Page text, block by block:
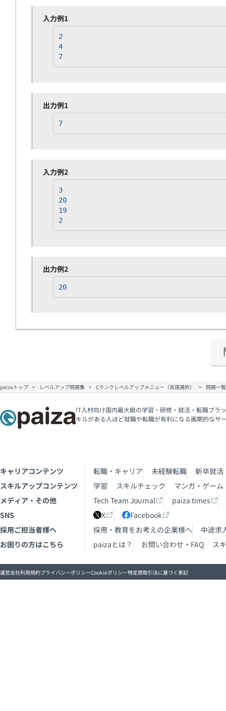
入力例1
2
4
7
出力例1
7
入力例2
3
20
19
2
出力例2
20
paizaトップ レベルアップ問題集 Cランクレベルアップメニュー（言語選択） 問題一覧
IT人材向け国内最大級の学習・研修・就活・転職プラ
キルがある人ほど就職や転職が有利になる画期的なサ
キャリアコンテンツ 転職・キャリア 未経験転職
新卒就活
スキルアップコンテンツ
学習 スキルチェック
マンガ・ゲーム
メディア・その他
Tech Team Journal
paiza times
SNS
X
Facebook
採用ご担当者様へ
採用・教育をお考えの企業様へ
中途求
お困りの方はこちら
paizaとは？ お問い合わせ・FAQ ス
運営会社利用規約プライバシーポリシーCookieポリシー特定商取引法に基づく表記